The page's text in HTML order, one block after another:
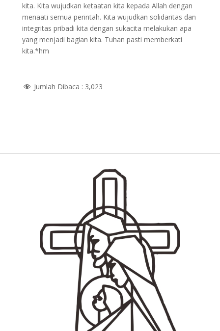
kita. Kita wujudkan ketaatan kita kepada Allah dengan
menaati semua perintah. Kita wujudkan solidaritas dan
integritas pribadi kita dengan sukacita melakukan apa
yang menjadi bagian kita. Tuhan pasti memberkati
kita.*hm
Jumlah Dibaca : 3,023